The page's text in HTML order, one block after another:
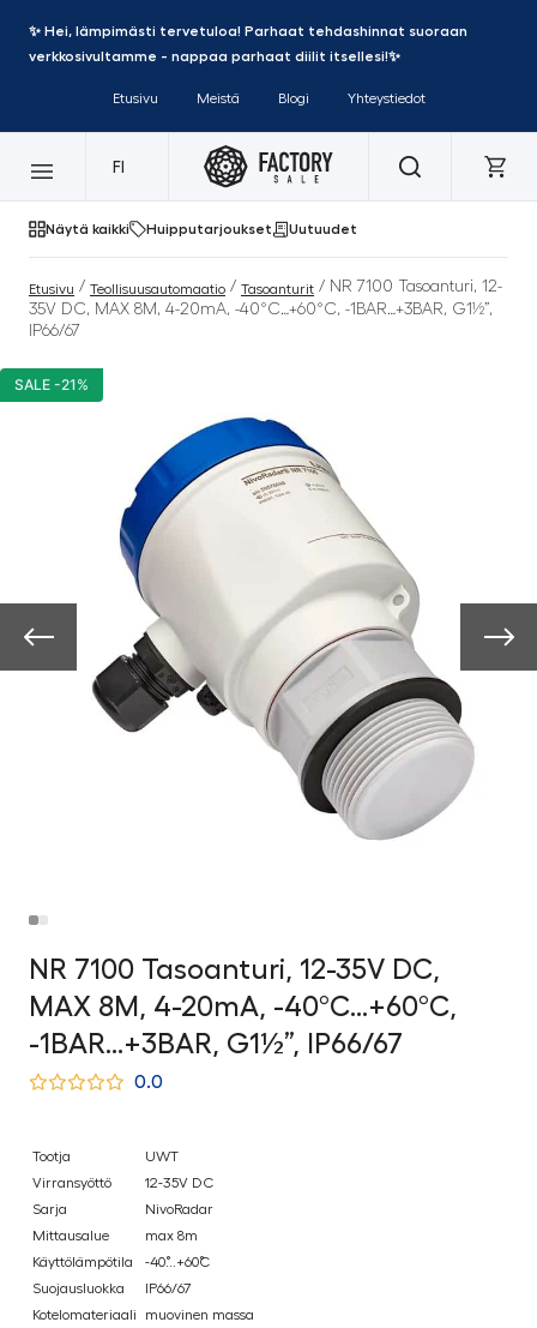
✨ Hei, lämpimästi tervetuloa! Parhaat tehdashinnat suoraan
verkkosivultamme - nappaa parhaat diilit itsellesi!✨
Etusivu Meistä Blogi Yhteystiedot
FI
Näytä kaikki Huipputarjoukset Uutuudet
Etusivu / Teollisuusautomaatio / Tasoanturit / NR 7100 Tasoanturi, 12-
35V DC, MAX 8M, 4-20mA, -40°C…+60°C, -1BAR…+3BAR, G1½”,
IP66/67
SALE -21%
NR 7100 Tasoanturi, 12-35V DC,
MAX 8M, 4-20mA, -40°C…+60°C,
-1BAR…+3BAR, G1½”, IP66/67
0.0
Tootja
UWT
Virransyöttö
12-35V DC
Sarja
NivoRadar
Mittausalue
max 8m
Käyttölämpötila
-40˚...+60˚C
Suojausluokka
IP66/67
Kotelomateriaali
muovinen massa